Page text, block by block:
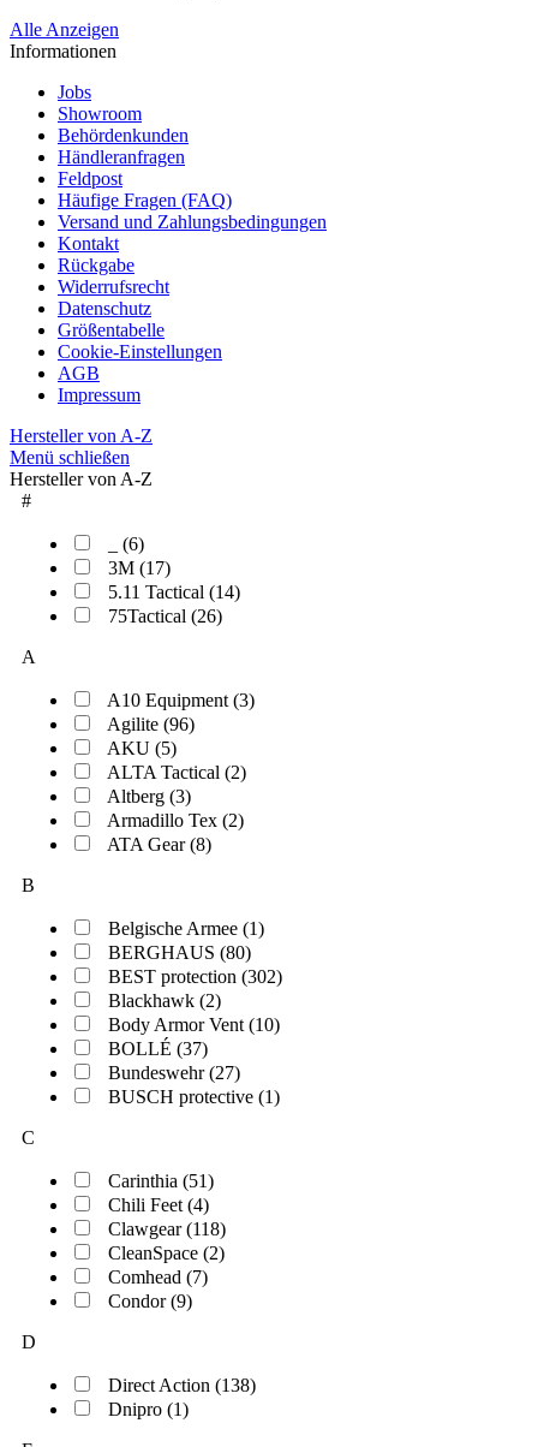
Alle Anzeigen
Informationen
Jobs
Showroom
Behördenkunden
Händleranfragen
Feldpost
Häufige Fragen (FAQ)
Versand und Zahlungsbedingungen
Kontakt
Rückgabe
Widerrufsrecht
Datenschutz
Größentabelle
Cookie-Einstellungen
AGB
Impressum
Hersteller von A-Z
Menü schließen
Hersteller von A-Z
#
_ (6)
3M (17)
5.11 Tactical (14)
75Tactical (26)
A
A10 Equipment (3)
Agilite (96)
AKU (5)
ALTA Tactical (2)
Altberg (3)
Armadillo Tex (2)
ATA Gear (8)
B
Belgische Armee (1)
BERGHAUS (80)
BEST protection (302)
Blackhawk (2)
Body Armor Vent (10)
BOLLÉ (37)
Bundeswehr (27)
BUSCH protective (1)
C
Carinthia (51)
Chili Feet (4)
Clawgear (118)
CleanSpace (2)
Comhead (7)
Condor (9)
D
Direct Action (138)
Dnipro (1)